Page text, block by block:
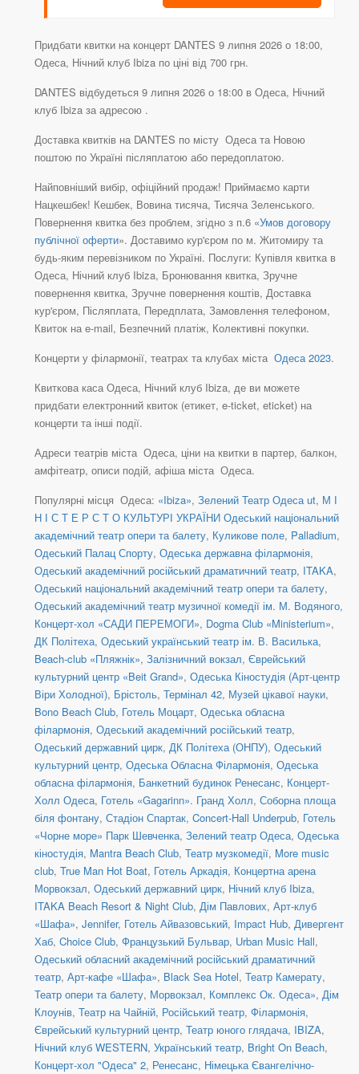
Придбати квитки на концерт DANTES 9 липня 2026 о 18:00,
Одеса, Нічний клуб Ibiza по ціні від 700 грн.
DANTES відбудеться 9 липня 2026 о 18:00 в Одеса, Нічний
клуб Ibiza за адресою .
Доставка квитків на DANTES по місту Одеса та Новою
поштою по Україні післяплатою або передоплатою.
Найповніший вибір, офіційний продаж! Приймаємо карти
Нацкешбек! Кешбек, Вовина тисяча, Тисяча Зеленського.
Повернення квитка без проблем, згідно з п.6 «Умов договору
публічної оферти». Доставимо кур'єром по м. Житомиру та
будь-яким перевізником по Україні. Послуги: Купівля квитка в
Одеса, Нічний клуб Ibiza, Бронювання квитка, Зручне
повернення квитка, Зручне повернення коштів, Доставка
кур'єром, Післяплата, Передплата, Замовлення телефоном,
Квиток на e-mail, Безпечний платіж, Колективні покупки.
Концерти у філармонії, театрах та клубах міста Одеса 2023.
Квиткова каса Одеса, Нічний клуб Ibiza, де ви можете
придбати електронний квиток (етикет, e-ticket, eticket) на
концерти та інші події.
Адреси театрів міста Одеса, ціни на квитки в партер, балкон,
амфітеатр, описи подій, афіша міста Одеса.
Популярні місця Одеса: «Ibiza», Зелений Театр Одеса ut, М І
Н І С Т Е Р С Т О КУЛЬТУРІ УКРАЇНИ Одеський національний
академічний театр опери та балету, Куликове поле, Palladium,
Одеський Палац Спорту, Одеська державна філармонія,
Одеський академічний російський драматичний театр, ITAKA,
Одеський національний академічний театр опери та балету,
Одеський академічний театр музичної комедії ім. М. Водяного,
Концерт-хол «САДИ ПЕРЕМОГИ», Dogma Club «Ministerium»,
ДК Політеха, Одеський український театр ім. В. Василька,
Beach-club «Пляжнік», Залізничний вокзал, Єврейський
культурний центр «Beit Grand», Одеська Кіностудія (Арт-центр
Віри Холодної), Брістоль, Термінал 42, Музей цікавої науки,
Bono Beach Club, Готель Моцарт, Одеська обласна
філармонія, Одеський академічний російський театр,
Одеський державний цирк, ДК Політеха (ОНПУ), Одеський
культурний центр, Одеська Обласна Філармонія, Одеська
обласна філармонія, Банкетний будинок Ренесанс, Концерт-
Холл Одеса, Готель «Gagarinn». Гранд Холл, Соборна площа
біля фонтану, Стадіон Спартак, Concert-Hall Underpub, Готель
«Чорне море» Парк Шевченка, Зелений театр Одеса, Одеська
кіностудія, Mantra Beach Club, Театр музкомедії, More music
club, True Man Hot Boat, Готель Аркадія, Концертна арена
Морвокзал, Одеський державний цирк, Нічний клуб Ibiza,
ITAKA Beach Resort & Night Club, Дім Павлових, Арт-клуб
«Шафа», Jennifer, Готель Айвазовський, Impact Hub, Дивергент
Хаб, Choice Club, Французький Бульвар, Urban Music Hall,
Одеський обласний академічний російський драматичний
театр, Арт-кафе «Шафа», Black Sea Hotel, Театр Камерату,
Театр опери та балету, Морвокзал, Комплекс Ок. Одеса», Дім
Клоунів, Театр на Чайній, Російський театр, Філармонія,
Єврейський культурний центр, Театр юного глядача, IBIZA,
Нічний клуб WESTERN, Український театр, Bright On Beach,
Концерт-хол "Одеса" 2, Ренесанс, Німецька Євангелічно-